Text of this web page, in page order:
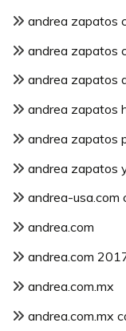
andrea zapatos
andrea zapatos
andrea zapatos
andrea zapatos
andrea zapatos
andrea zapatos
andrea-usa.com
andrea.com
andrea.com
andrea.com.mx
andrea.com.mx